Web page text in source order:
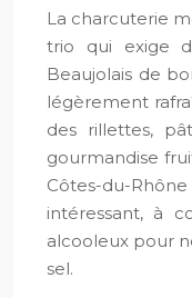
La charcuterie
trio qui exige
Beaujolais de
légèrement
des rillettes,
gourmandise
Côtes-du-
intéressant, à
alcooleux pour
sel.